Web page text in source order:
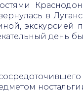
в
экскурсией
день